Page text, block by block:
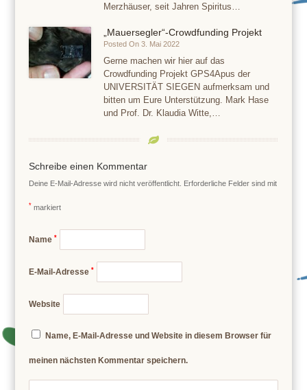
Merzhäuser, seit Jahren Spiritus…
„Mauersegler“-Crowdfunding Projekt
Posted On 3. Mai 2022
Gerne machen wir hier auf das
Crowdfunding Projekt GPS4Apus der
UNIVERSITÄT SIEGEN aufmerksam und
bitten um Eure Unterstützung. Mark Hase
und Prof. Dr. Klaudia Witte,…
Schreibe einen Kommentar
Deine E-Mail-Adresse wird nicht veröffentlicht. Erforderliche Felder sind mit
* markiert
Name*
E-Mail-Adresse*
Website
Name, E-Mail-Adresse und Website in diesem Browser für
meinen nächsten Kommentar speichern.